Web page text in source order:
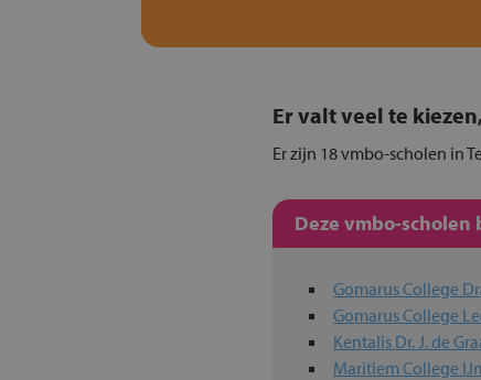
Er valt veel te
Er zijn 18 vmbo-scholen in
Deze vmbo-
Gomarus College
Gomarus College
Kentalis Dr. J. de
Maritiem College